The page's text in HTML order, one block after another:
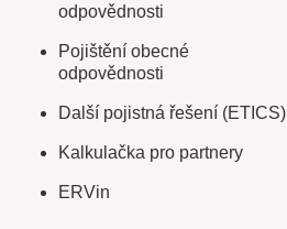
odpovědnosti
Pojištění obecné
odpovědnosti
Další pojistná řešení (ETICS)
Kalkulačka pro partnery
ERVin